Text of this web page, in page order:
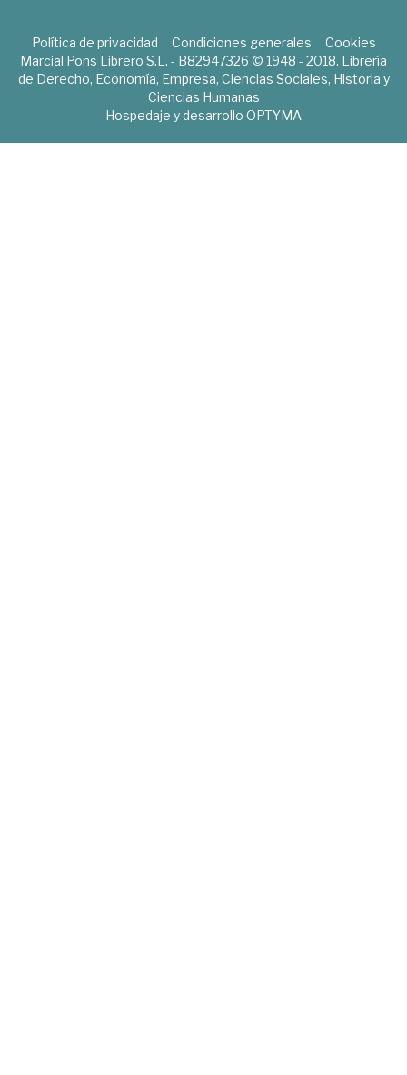
Política de privacidad Condiciones generales
Cookies
Marcial Pons Librero S.L. - B82947326 © 1948 - 2018. Librería
de Derecho, Economía, Empresa, Ciencias Sociales, Historia y
Ciencias Humanas
Hospedaje y desarrollo OPTYMA